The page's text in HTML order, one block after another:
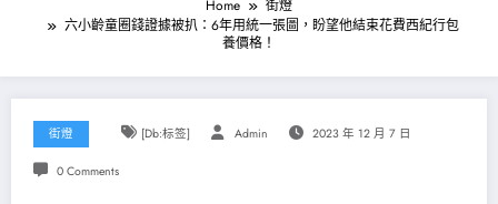
Home
街燈
六小齡童圈錢證據被扒：6年用統一張圖，盼望他結束花費西紀行包
養價格！
街燈 [db:标签] Admin 2023 年 12 月 7 日
0 Comments